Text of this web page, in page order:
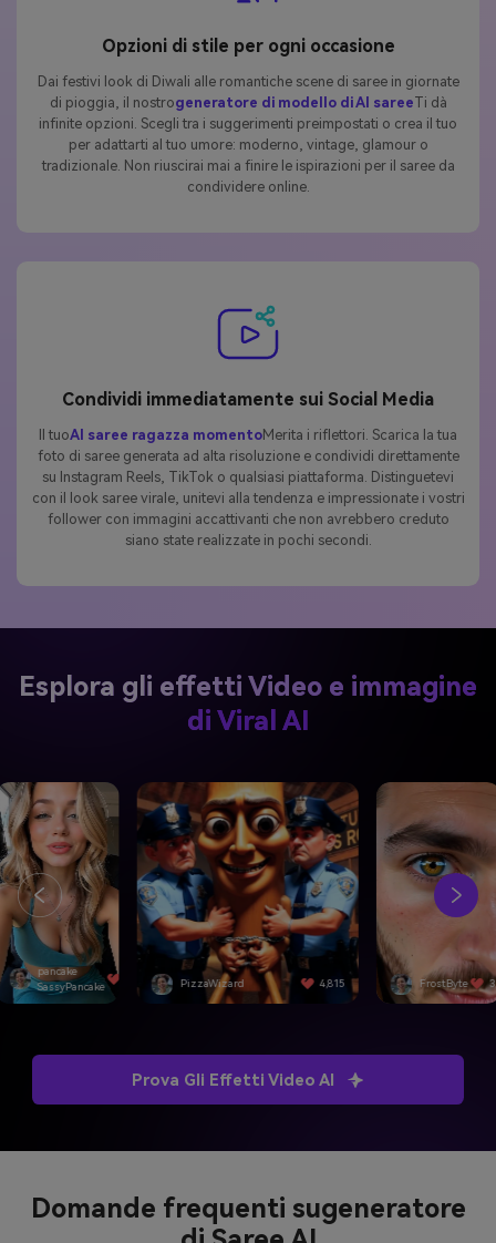
Opzioni di stile per ogni occasione
Dai festivi look di Diwali alle romantiche scene di saree in giornate
di pioggia, il nostrogeneratore di modello di AI sareeTi dà
infinite opzioni. Scegli tra i suggerimenti preimpostati o crea il tuo
per adattarti al tuo umore: moderno, vintage, glamour o
tradizionale. Non riuscirai mai a finire le ispirazioni per il saree da
condividere online.
Condividi immediatamente sui Social Media
Il tuoAI saree ragazza momentoMerita i riflettori. Scarica la tua
foto di saree generata ad alta risoluzione e condividi direttamente
su Instagram Reels, TikTok o qualsiasi piattaforma. Distinguetevi
con il look saree virale, unitevi alla tendenza e impressionate i vostri
follower con immagini accattivanti che non avrebbero creduto
siano state realizzate in pochi secondi.
Esplora gli effetti Video e immagine
di Viral AI
pancake
SassyPancake
PizzaWizard 4,815 FrostByte
Prova Gli Effetti Video AI
Domande frequenti sugeneratore